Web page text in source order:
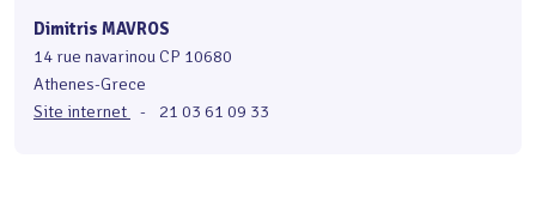
Dimitris MAVROS
14 rue navarinou CP 10680
Athenes-Grece
Site internet
- 21 03 61 09 33